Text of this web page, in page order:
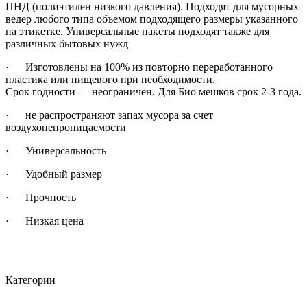
ПНД (полиэтилен низкого давления). Подходят для мусорных
ведер любого типа объемом подходящего размеры указанного
на этикетке. Универсальные пакеты подходят также для
различных бытовых нужд
· Изготовлены на 100% из повторно переработанного
пластика или пищевого при необходимости.
Срок годности — неограничен. Для Био мешков срок 2-3 года.
· не распространяют запах мусора за счет
воздухонепроницаемости
· Универсальность
· Удобный размер
· Прочность
· Низкая цена
Категории